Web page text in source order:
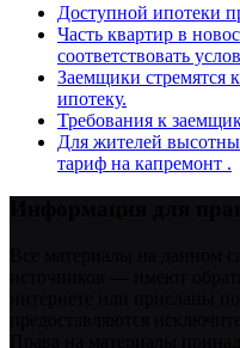
Доступной ипотеки
Часть квартир в
соответствовать
Заемщики стремятся
ипотеку.
Требования к
Для жителей
тариф на капремонт .